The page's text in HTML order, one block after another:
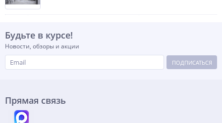
Будьте в курсе!
Новости, обзоры и акции
ПОДПИСАТЬСЯ
Прямая связь